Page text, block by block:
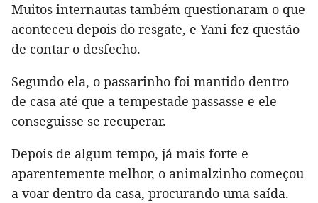
Muitos internautas também questionaram o que
aconteceu depois do resgate, e Yani fez questão
de contar o desfecho.
Segundo ela, o passarinho foi mantido dentro
de casa até que a tempestade passasse e ele
conseguisse se recuperar.
Depois de algum tempo, já mais forte e
aparentemente melhor, o animalzinho começou
a voar dentro da casa, procurando uma saída.